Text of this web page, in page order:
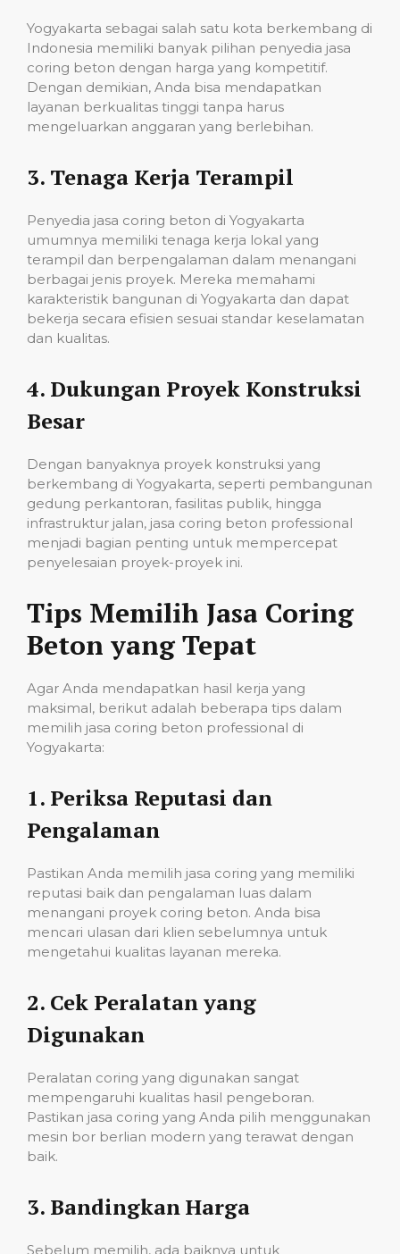
Yogyakarta sebagai salah satu kota berkembang di
Indonesia memiliki banyak pilihan penyedia jasa
coring beton dengan harga yang kompetitif.
Dengan demikian, Anda bisa mendapatkan
layanan berkualitas tinggi tanpa harus
mengeluarkan anggaran yang berlebihan.
3. Tenaga Kerja Terampil
Penyedia jasa coring beton di Yogyakarta
umumnya memiliki tenaga kerja lokal yang
terampil dan berpengalaman dalam menangani
berbagai jenis proyek. Mereka memahami
karakteristik bangunan di Yogyakarta dan dapat
bekerja secara efisien sesuai standar keselamatan
dan kualitas.
4. Dukungan Proyek Konstruksi
Besar
Dengan banyaknya proyek konstruksi yang
berkembang di Yogyakarta, seperti pembangunan
gedung perkantoran, fasilitas publik, hingga
infrastruktur jalan, jasa coring beton professional
menjadi bagian penting untuk mempercepat
penyelesaian proyek-proyek ini.
Tips Memilih Jasa Coring
Beton yang Tepat
Agar Anda mendapatkan hasil kerja yang
maksimal, berikut adalah beberapa tips dalam
memilih jasa coring beton professional di
Yogyakarta:
1. Periksa Reputasi dan
Pengalaman
Pastikan Anda memilih jasa coring yang memiliki
reputasi baik dan pengalaman luas dalam
menangani proyek coring beton. Anda bisa
mencari ulasan dari klien sebelumnya untuk
mengetahui kualitas layanan mereka.
2. Cek Peralatan yang
Digunakan
Peralatan coring yang digunakan sangat
mempengaruhi kualitas hasil pengeboran.
Pastikan jasa coring yang Anda pilih menggunakan
mesin bor berlian modern yang terawat dengan
baik.
3. Bandingkan Harga
Sebelum memilih, ada baiknya untuk